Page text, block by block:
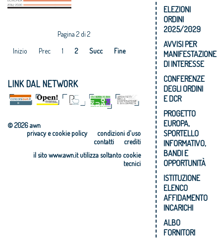
Pagina 2 di 2
Inizio
Prec 1 2 Succ Fine
LINK DAL NETWORK
© 2026 awn
condizioni d'uso
privacy e cookie policy
crediti
contatti
il sito www.awn.it utilizza soltanto cookie
tecnici
ELEZIONI
ORDINI
2025/2029
AVVISI PER
MANIFESTAZIONE
DI INTERESSE
CONFERENZE
DEGLI ORDINI
E DCR
PROGETTO
EUROPA,
SPORTELLO
INFORMATIVO,
BANDI E
OPPORTUNITÀ
ISTITUZIONE
ELENCO
AFFIDAMENTO
INCARICHI
ALBO
FORNITORI